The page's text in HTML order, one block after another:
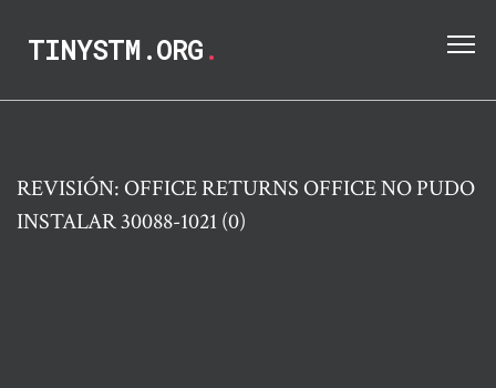
TINYSTM.ORG.
REVISIÓN: OFFICE RETURNS OFFICE NO PUDO
INSTALAR 30088-1021 (0)